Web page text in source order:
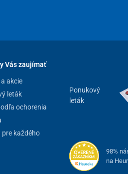
Vás zaujímať
akcie
leták
ochorenia
pre každého
Ponukový
leták
98%
na